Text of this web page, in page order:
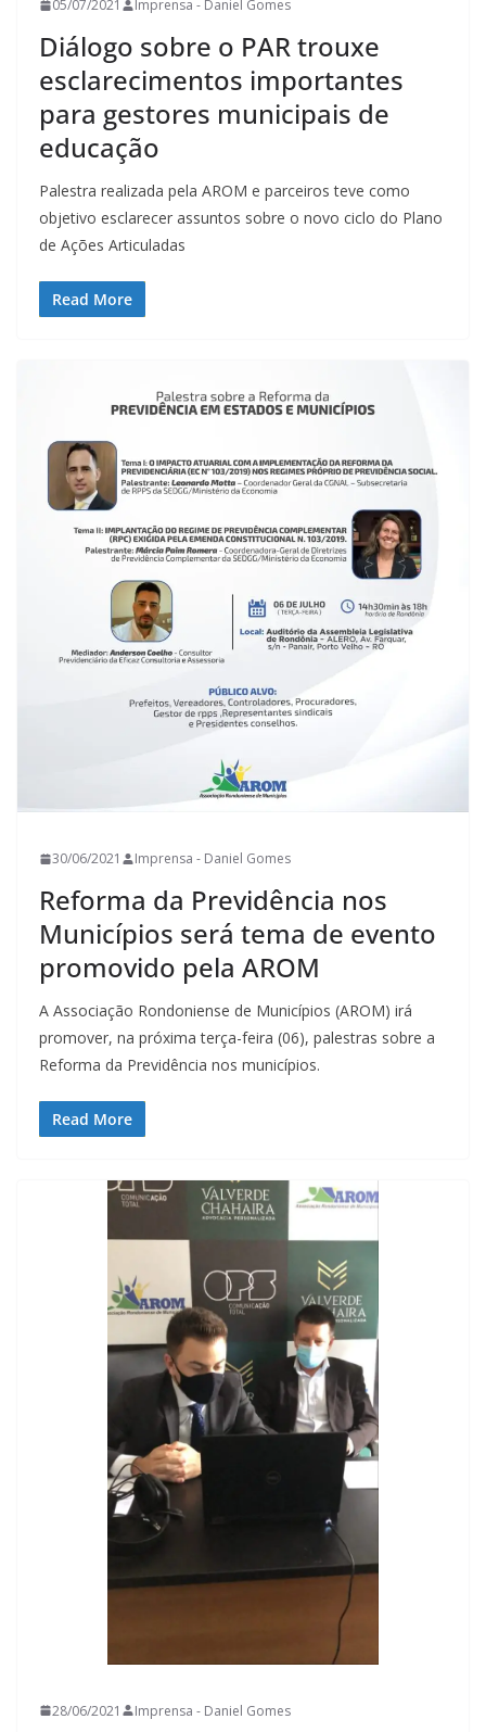
05/07/2021 Imprensa - Daniel Gomes
Diálogo sobre o PAR trouxe
esclarecimentos importantes
para gestores municipais de
educação
Palestra realizada pela AROM e parceiros teve como
objetivo esclarecer assuntos sobre o novo ciclo do Plano
de Ações Articuladas
Read More
30/06/2021 Imprensa - Daniel Gomes
Reforma da Previdência nos
Municípios será tema de evento
promovido pela AROM
A Associação Rondoniense de Municípios (AROM) irá
promover, na próxima terça-feira (06), palestras sobre a
Reforma da Previdência nos municípios.
Read More
28/06/2021 Imprensa - Daniel Gomes